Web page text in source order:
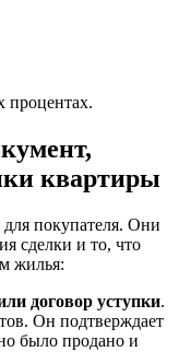
процентах.
квартиры
покупателя. Они
сделки и то, что
жилья:
договор уступки.
Он подтверждает
было продано и